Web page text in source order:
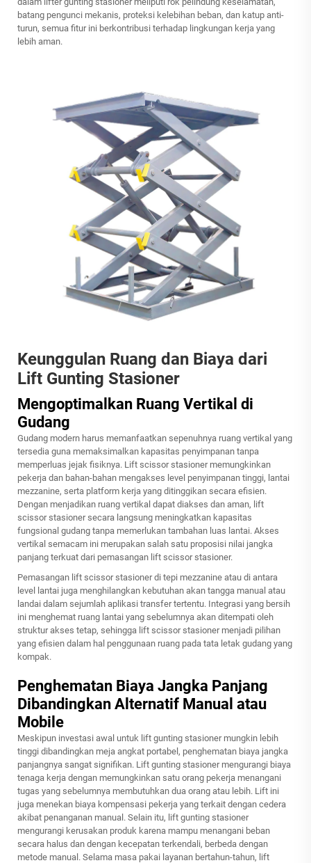
batang pengunci mekanis, proteksi kelebihan beban, dan katup anti-
turun, semua fitur ini berkontribusi terhadap lingkungan kerja yang
lebih aman.
Keunggulan Ruang dan Biaya dari
Lift Gunting Stasioner
Mengoptimalkan Ruang Vertikal di
Gudang
Gudang modern harus memanfaatkan sepenuhnya ruang vertikal yang
tersedia guna memaksimalkan kapasitas penyimpanan tanpa
memperluas jejak fisiknya. Lift scissor stasioner memungkinkan
pekerja dan bahan-bahan mengakses level penyimpanan tinggi, lantai
mezzanine, serta platform kerja yang ditinggikan secara efisien.
Dengan menjadikan ruang vertikal dapat diakses dan aman, lift
scissor stasioner secara langsung meningkatkan kapasitas
fungsional gudang tanpa memerlukan tambahan luas lantai. Akses
vertikal semacam ini merupakan salah satu proposisi nilai jangka
panjang terkuat dari pemasangan lift scissor stasioner.
Pemasangan lift scissor stasioner di tepi mezzanine atau di antara
level lantai juga menghilangkan kebutuhan akan tangga manual atau
landai dalam sejumlah aplikasi transfer tertentu. Integrasi yang bersih
ini menghemat ruang lantai yang sebelumnya akan ditempati oleh
struktur akses tetap, sehingga lift scissor stasioner menjadi pilihan
yang efisien dalam hal penggunaan ruang pada tata letak gudang yang
kompak.
Penghematan Biaya Jangka Panjang
Dibandingkan Alternatif Manual atau
Mobile
Meskipun investasi awal untuk lift gunting stasioner mungkin lebih
tinggi dibandingkan meja angkat portabel, penghematan biaya jangka
panjangnya sangat signifikan. Lift gunting stasioner mengurangi biaya
tenaga kerja dengan memungkinkan satu orang pekerja menangani
tugas yang sebelumnya membutuhkan dua orang atau lebih. Lift ini
juga menekan biaya kompensasi pekerja yang terkait dengan cedera
akibat penanganan manual. Selain itu, lift gunting stasioner
mengurangi kerusakan produk karena mampu menangani beban
secara halus dan dengan kecepatan terkendali, berbeda dengan
metode manual. Selama masa pakai layanan bertahun-tahun, lift